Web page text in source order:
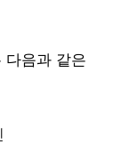
다음과 같은